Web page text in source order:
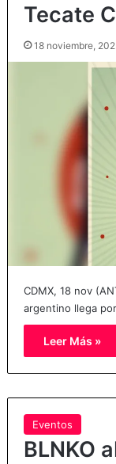
Tecate
18 noviembre,
CDMX, 18 nov
argentino llega
Leer Más »
Eventos
BLNKO